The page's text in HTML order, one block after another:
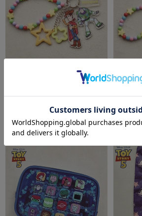
archives
チャーム
￥3,300